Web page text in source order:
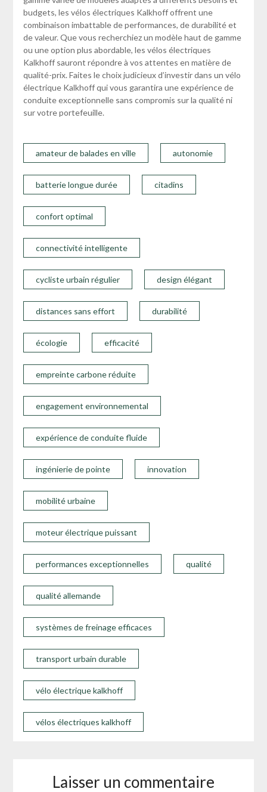
budgets, les vélos électriques Kalkhoff offrent une
combinaison imbattable de performances, de durabilité et
de valeur. Que vous recherchiez un modèle haut de gamme
ou une option plus abordable, les vélos électriques
Kalkhoff sauront répondre à vos attentes en matière de
qualité-prix. Faites le choix judicieux d’investir dans un vélo
électrique Kalkhoff qui vous garantira une expérience de
conduite exceptionnelle sans compromis sur la qualité ni
sur votre portefeuille.
amateur de balades en ville autonomie
batterie longue durée citadins
confort optimal
connectivité intelligente
cycliste urbain régulier design élégant
distances sans effort durabilité
écologie efficacité
empreinte carbone réduite
engagement environnemental
expérience de conduite fluide
ingénierie de pointe innovation
mobilité urbaine
moteur électrique puissant
performances exceptionnelles qualité
qualité allemande
systèmes de freinage efficaces
transport urbain durable
vélo électrique kalkhoff
vélos électriques kalkhoff
Laisser un commentaire